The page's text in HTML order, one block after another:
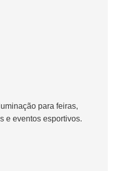
para feiras,
e eventos esportivos.